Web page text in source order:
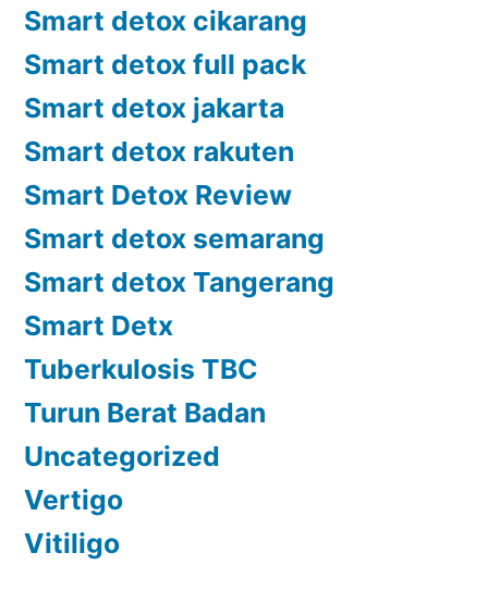
Smart detox cikarang
Smart detox full pack
Smart detox jakarta
Smart detox rakuten
Smart Detox Review
Smart detox semarang
Smart detox Tangerang
Smart Detx
Tuberkulosis TBC
Turun Berat Badan
Uncategorized
Vertigo
Vitiligo